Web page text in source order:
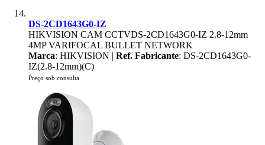
DS-2CD1643G0-IZ
HIKVISION CAM CCTVDS-2CD1643G0-IZ 2.8-12mm
4MP VARIFOCAL BULLET NETWORK
Marca: HIKVISION | Ref. Fabricante: DS-2CD1643G0-
IZ(2.8-12mm)(C)
Preço sob consulta